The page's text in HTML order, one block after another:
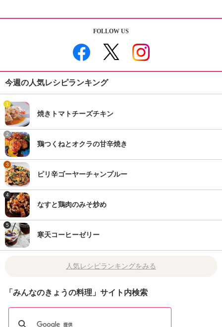
FOLLOW US
今週の人気レシピランキング
1
焼きトマトチーズチキン
2
鶏つくねとオクラの甘辛焼き
3
ピリ辛ゴーヤーチャンプルー
4
なすと鶏肉のみそ炒め
5
寒天コーヒーゼリー
人気レシピランキングをみる
「みんなのきょうの料理」サイト内検索